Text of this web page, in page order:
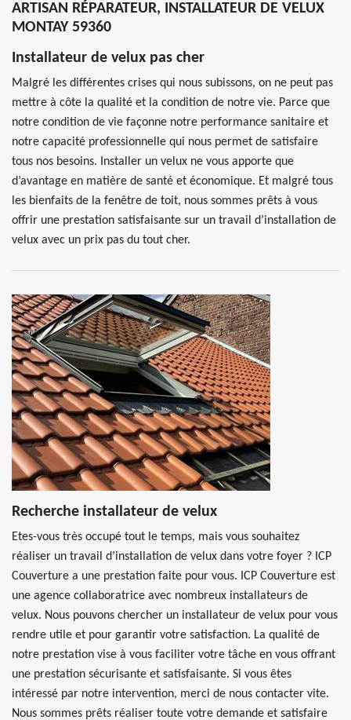
ARTISAN RÉPARATEUR, INSTALLATEUR DE VELUX
MONTAY 59360
Installateur de velux pas cher
Malgré les différentes crises qui nous subissons, on ne peut pas
mettre à côte la qualité et la condition de notre vie. Parce que
notre condition de vie façonne notre performance sanitaire et
notre capacité professionnelle qui nous permet de satisfaire
tous nos besoins. Installer un velux ne vous apporte que
d’avantage en matière de santé et économique. Et malgré tous
les bienfaits de la fenêtre de toit, nous sommes prêts à vous
offrir une prestation satisfaisante sur un travail d’installation de
velux avec un prix pas du tout cher.
Recherche installateur de velux
Etes-vous très occupé tout le temps, mais vous souhaitez
réaliser un travail d’installation de velux dans votre foyer ? ICP
Couverture a une prestation faite pour vous. ICP Couverture est
une agence collaboratrice avec nombreux installateurs de
velux. Nous pouvons chercher un installateur de velux pour vous
rendre utile et pour garantir votre satisfaction. La qualité de
notre prestation vise à vous faciliter votre tâche en vous offrant
une prestation sécurisante et satisfaisante. Si vous êtes
intéressé par notre intervention, merci de nous contacter vite.
Nous sommes prêts réaliser toute votre demande et satisfaire